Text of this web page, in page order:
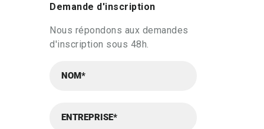
Demande d'inscription
Nous répondons aux demandes
d'inscription sous 48h.